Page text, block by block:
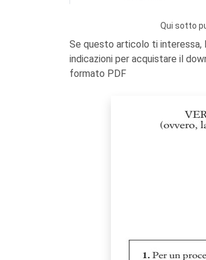
Qui sotto
Se questo articolo ti interessa,
indicazioni per acquistare il
formato PDF